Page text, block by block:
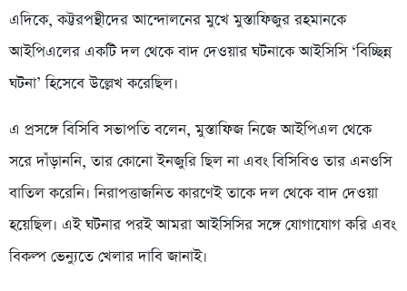
এদিকে, কট্টরপন্থীদের আন্দোলনের মুখে মুস্তাফিজুর রহমানকে
আইপিএলের একটি দল থেকে বাদ দেওয়ার ঘটনাকে আইসিসি ‘বিচ্ছিন্ন
ঘটনা’ হিসেবে উল্লেখ করেছিল।
এ প্রসঙ্গে বিসিবি সভাপতি বলেন, মুস্তাফিজ নিজে আইপিএল থেকে
সরে দাঁড়াননি, তার কোনো ইনজুরি ছিল না এবং বিসিবিও তার এনওসি
বাতিল করেনি। নিরাপত্তাজনিত কারণেই তাকে দল থেকে বাদ দেওয়া
হয়েছিল। এই ঘটনার পরই আমরা আইসিসির সঙ্গে যোগাযোগ করি এবং
বিকল্প ভেন্যুতে খেলার দাবি জানাই।